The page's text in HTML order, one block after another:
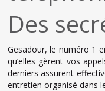
Des
Gesadour, le numéro 1
qu’elles gèrent vos
derniers assurent
entretien organisé dans